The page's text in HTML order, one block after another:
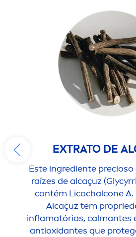
EXTRATO DE
Este ingrediente
raízes de alcaçuz
contém Licochalcone
Alcaçuz tem
inflamatórias, calmantes
antioxidantes que